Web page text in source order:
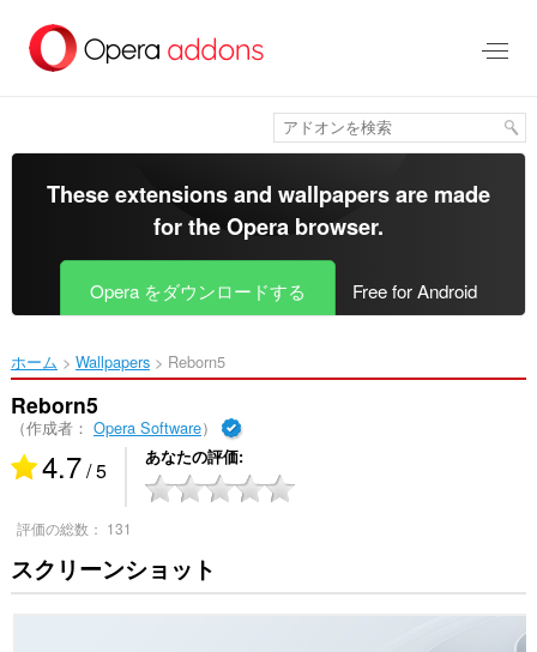
メ
ツ
移
動
These extensions and wallpapers are made
for theOpera browser.
Opera をダウンロードする Free for Android
ホーム Wallpapers Reborn5‎
Reborn5
（作成者： Opera Software）
4.7/ 5 あなたの評価
評価の総数： 131
スクリーンショット